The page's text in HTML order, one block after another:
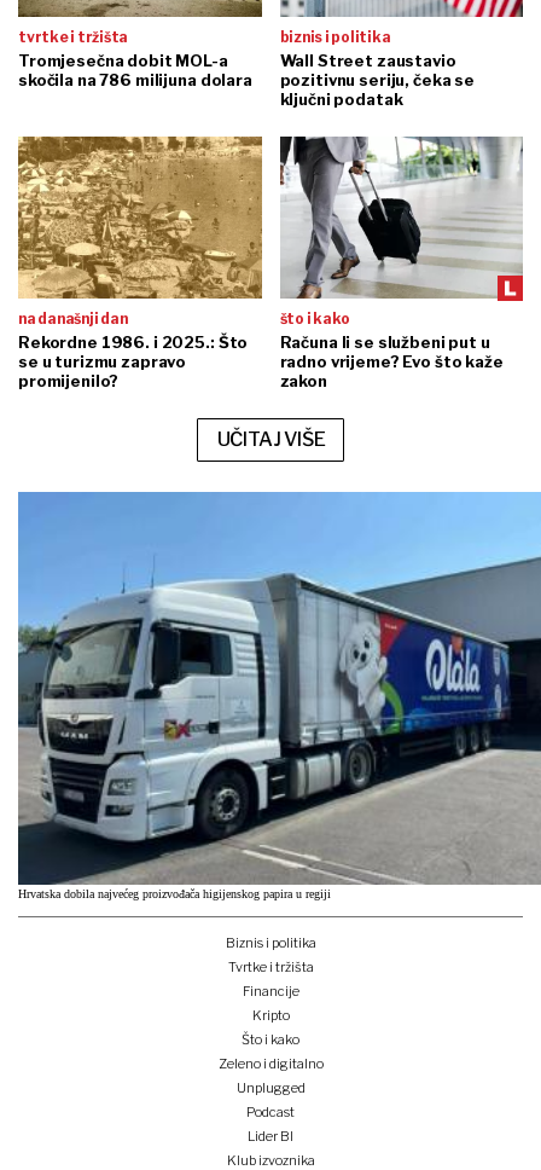
tvrtke i tržišta
Tromjesečna dobit MOL-a
skočila na 786 milijuna dolara
biznis i politika
Wall Street zaustavio
pozitivnu seriju, čeka se
ključni podatak
na današnji dan
Rekordne 1986. i 2025.: Što
se u turizmu zapravo
promijenilo?
što i kako
Računa li se službeni put u
radno vrijeme? Evo što kaže
zakon
UČITAJ VIŠE
Hrvatska dobila najvećeg proizvođača higijenskog papira u regiji
Biznis i politika
Tvrtke i tržišta
Financije
Kripto
Što i kako
Zeleno i digitalno
Unplugged
Podcast
Lider BI
Klub izvoznika